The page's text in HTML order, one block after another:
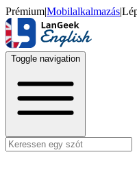
Prémium|Mobilalkalmazás|
Toggle navigation